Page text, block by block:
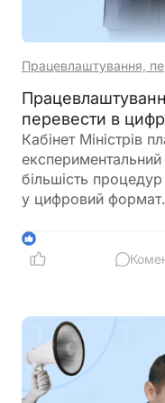
Працевлаштування,
перевести в
Кабінет Міністрів
більшість
у цифровий
розміщувати
і надсилати
1